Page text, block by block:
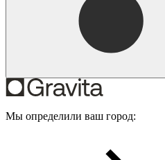
Мы определили ваш город: